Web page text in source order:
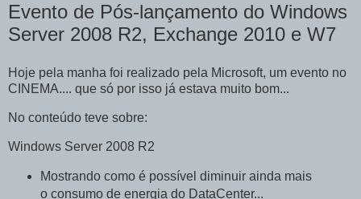
Evento de Pós-lançamento do Windows
Server 2008 R2, Exchange 2010 e W7
Hoje pela manha foi realizado pela Microsoft, um evento no
CINEMA.... que só por isso já estava muito bom...
No conteúdo teve sobre:
Windows Server 2008 R2
Mostrando como é possível diminuir ainda mais
o consumo de energia do DataCenter...